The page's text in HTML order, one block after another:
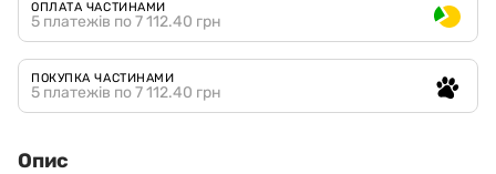
ОПЛАТА ЧАСТИНАМИ
5 платежів по 7 112.40 грн
ПОКУПКА ЧАСТИНАМИ
5 платежів по 7 112.40 грн
Опис